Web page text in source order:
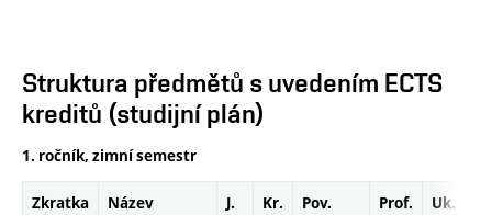
Struktura předmětů s uvedením ECTS
kreditů (studijní plán)
1. ročník, zimní semestr
Zkratka Název J. Kr. Pov. Prof. Uk.